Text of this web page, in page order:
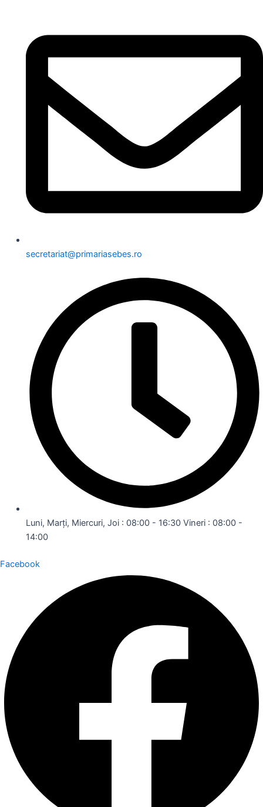
secretariat@primariasebes.ro
Luni, Marți, Miercuri, Joi : 08:00 - 16:30 Vineri : 08:00 -
14:00
Facebook